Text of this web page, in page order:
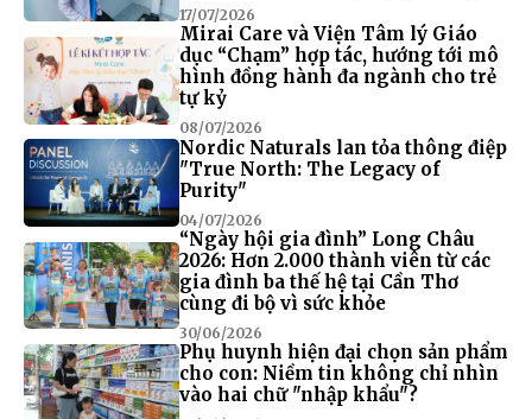
17/07/2026
Mirai Care và Viện Tâm lý Giáo
dục “Chạm” hợp tác, hướng tới mô
hình đồng hành đa ngành cho trẻ
tự kỷ
08/07/2026
Nordic Naturals lan tỏa thông điệp
"True North: The Legacy of
Purity"
04/07/2026
“Ngày hội gia đình” Long Châu
2026: Hơn 2.000 thành viên từ các
gia đình ba thế hệ tại Cần Thơ
cùng đi bộ vì sức khỏe
30/06/2026
Phụ huynh hiện đại chọn sản phẩm
cho con: Niềm tin không chỉ nhìn
vào hai chữ "nhập khẩu"?